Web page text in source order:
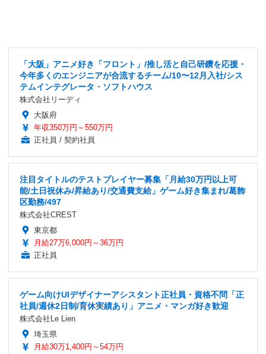
「大阪」アニメ好き「フロント」/推し活と自己研鑽を応援・
今年多くのエンジニアが合流するチーム/10〜12月入社/シス
テムインテグレータ・ソフトハウス
株式会社リーディ
大阪府
年収350万円～550万円
正社員 / 契約社員
注目タイトルのテストプレイヤー募集「月給30万円以上可
能/土日祝休み/昇給あり/交通費支給」ゲーム好き集まれ/葛飾
区勤務/497
株式会社CREST
東京都
月給27万6,000円～36万円
正社員
ゲーム向けUIデザイナーアシスタント正社員・資格不問「正
社員/週休2日制/育休実績あり」アニメ・マンガ好き歓迎
株式会社Le Lien
埼玉県
月給30万1,400円～54万円